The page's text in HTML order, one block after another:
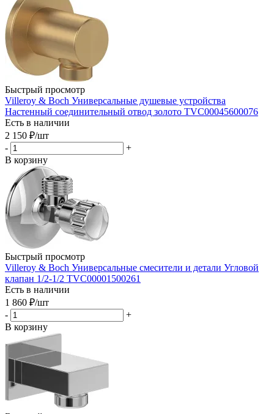
Быстрый просмотр
Villeroy & Boch Универсальные душевые устройства
Настенный соединительный отвод золото TVC00045600076
Есть в наличии
2 150 ₽/шт
-
+
В корзину
Быстрый просмотр
Villeroy & Boch Универсальные смесители и детали Угловой
клапан 1/2-1/2 TVC00001500261
Есть в наличии
1 860 ₽/шт
-
+
В корзину